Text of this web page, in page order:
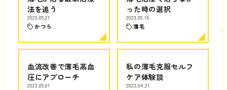
法を追う
2023.05.21
かつら
った時の選択
2023.05.16
薄毛
血流改善で薄毛高血
圧にアプローチ
2023.05.01
私の薄毛克服セルフ
ケア体験談
2023.04.21